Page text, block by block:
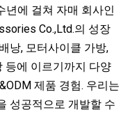
년에 걸쳐 자매 회사인
Co.,Ltd.의 성장
낭, 모터사이클 가방,
등에 이르기까지 다양
제품 경험. 우리는
성공적으로 개발할 수